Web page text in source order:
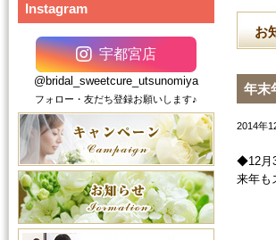
Instagram
宇都宮店
@bridal_sweetcure_utsunomiya
フォロー・友だち登録お願いします♪
お
年末
2014年
◆12月
来年も